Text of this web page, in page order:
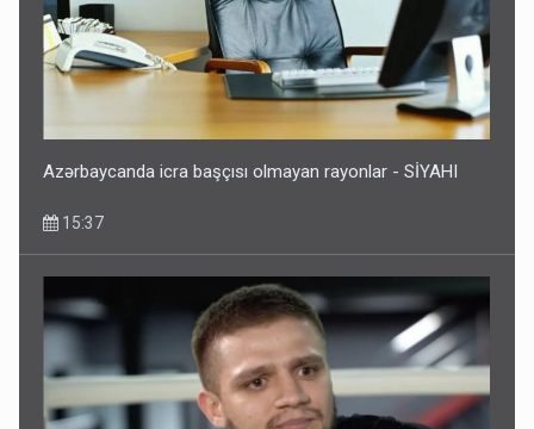
Azərbaycanda icra başçısı olmayan rayonlar - SİYAHI
15:37